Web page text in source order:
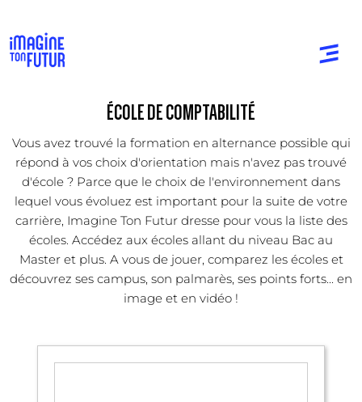
ÉCOLE DE COMPTABILITÉ
Vous avez trouvé la formation en alternance possible qui
répond à vos choix d'orientation mais n'avez pas trouvé
d'école ? Parce que le choix de l'environnement dans
lequel vous évoluez est important pour la suite de votre
carrière, Imagine Ton Futur dresse pour vous la liste des
écoles. Accédez aux écoles allant du niveau Bac au
Master et plus. A vous de jouer, comparez les écoles et
découvrez ses campus, son palmarès, ses points forts... en
image et en vidéo !